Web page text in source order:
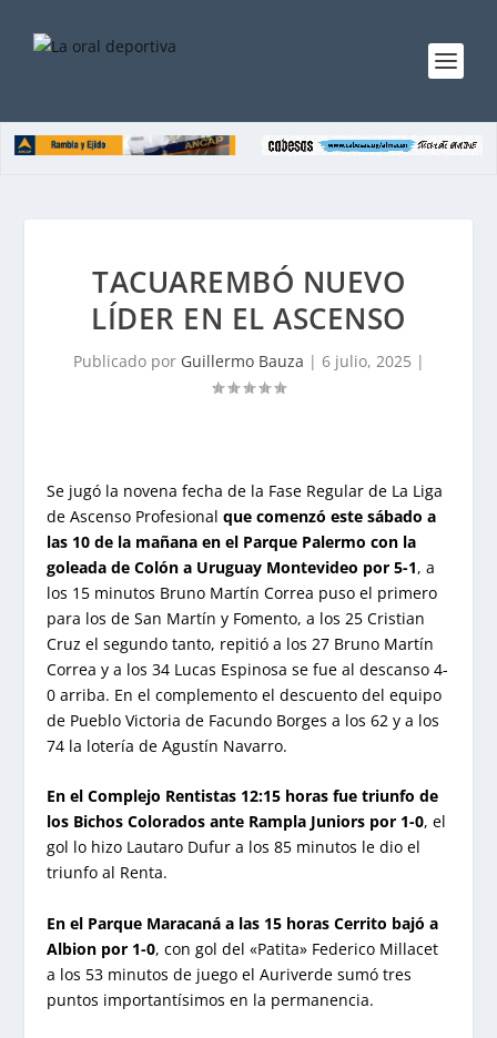
TACUAREMBÓ NUEVO
LÍDER EN EL ASCENSO
Publicado por Guillermo Bauza | 6 julio, 2025 |
Se jugó la novena fecha de la Fase Regular de La Liga
de Ascenso Profesionalque comenzó este sábado a
las 10 de la mañana en el Parque Palermo con la
goleada de Colón a Uruguay Montevideo por 5-1, a
los 15 minutos Bruno Martín Correa puso el primero
para los de San Martín y Fomento, a los 25 Cristian
Cruz el segundo tanto, repitió a los 27 Bruno Martín
Correa y a los 34 Lucas Espinosa se fue al descanso 4-
0 arriba. En el complemento el descuento del equipo
de Pueblo Victoria de Facundo Borges a los 62 y a los
74 la lotería de Agustín Navarro.
En el Complejo Rentistas 12:15 horas fue triunfo de
los Bichos Colorados ante Rampla Juniors por 1-0, el
gol lo hizo Lautaro Dufur a los 85 minutos le dio el
triunfo al Renta.
En el Parque Maracaná a las 15 horas Cerrito bajó a
Albion por 1-0, con gol del «Patita» Federico Millacet
a los 53 minutos de juego el Auriverde sumó tres
puntos importantísimos en la permanencia.